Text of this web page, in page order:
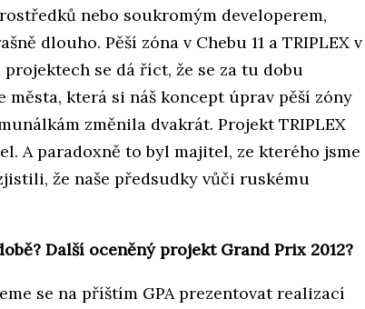
nebo soukromým developerem,
dlouho. Pěší zóna v Chebu 11 a TRIPLEX v
se dá říct, že se za tu dobu
města, která si náš koncept úprav pěší zóny
změnila dvakrát. Projekt TRIPLEX
A paradoxně to byl majitel, ze kterého jsme
že naše předsudky vůči ruskému
Další oceněný projekt Grand Prix 2012?
se na příštím GPA prezentovat realizací